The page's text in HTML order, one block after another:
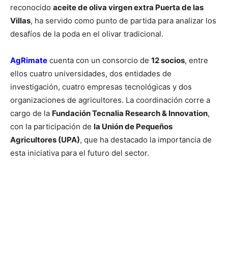
reconocido aceite de oliva virgen extra Puerta de las
Villas, ha servido como punto de partida para analizar los
desafíos de la poda en el olivar tradicional.
AgRimate cuenta con un consorcio de 12 socios, entre
ellos cuatro universidades, dos entidades de
investigación, cuatro empresas tecnológicas y dos
organizaciones de agricultores. La coordinación corre a
cargo de la Fundación Tecnalia Research & Innovation,
con la participación de la Unión de Pequeños
Agricultores (UPA), que ha destacado la importancia de
esta iniciativa para el futuro del sector.